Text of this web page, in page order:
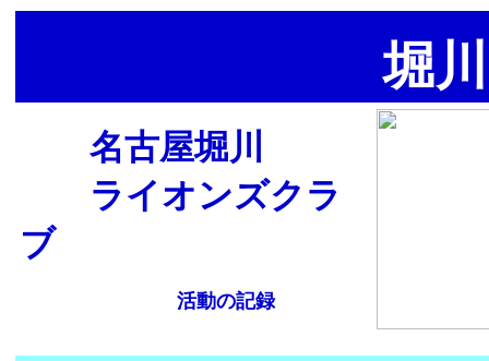
堀
名古屋堀川
ライオンズクラ
ブ
活動の記録